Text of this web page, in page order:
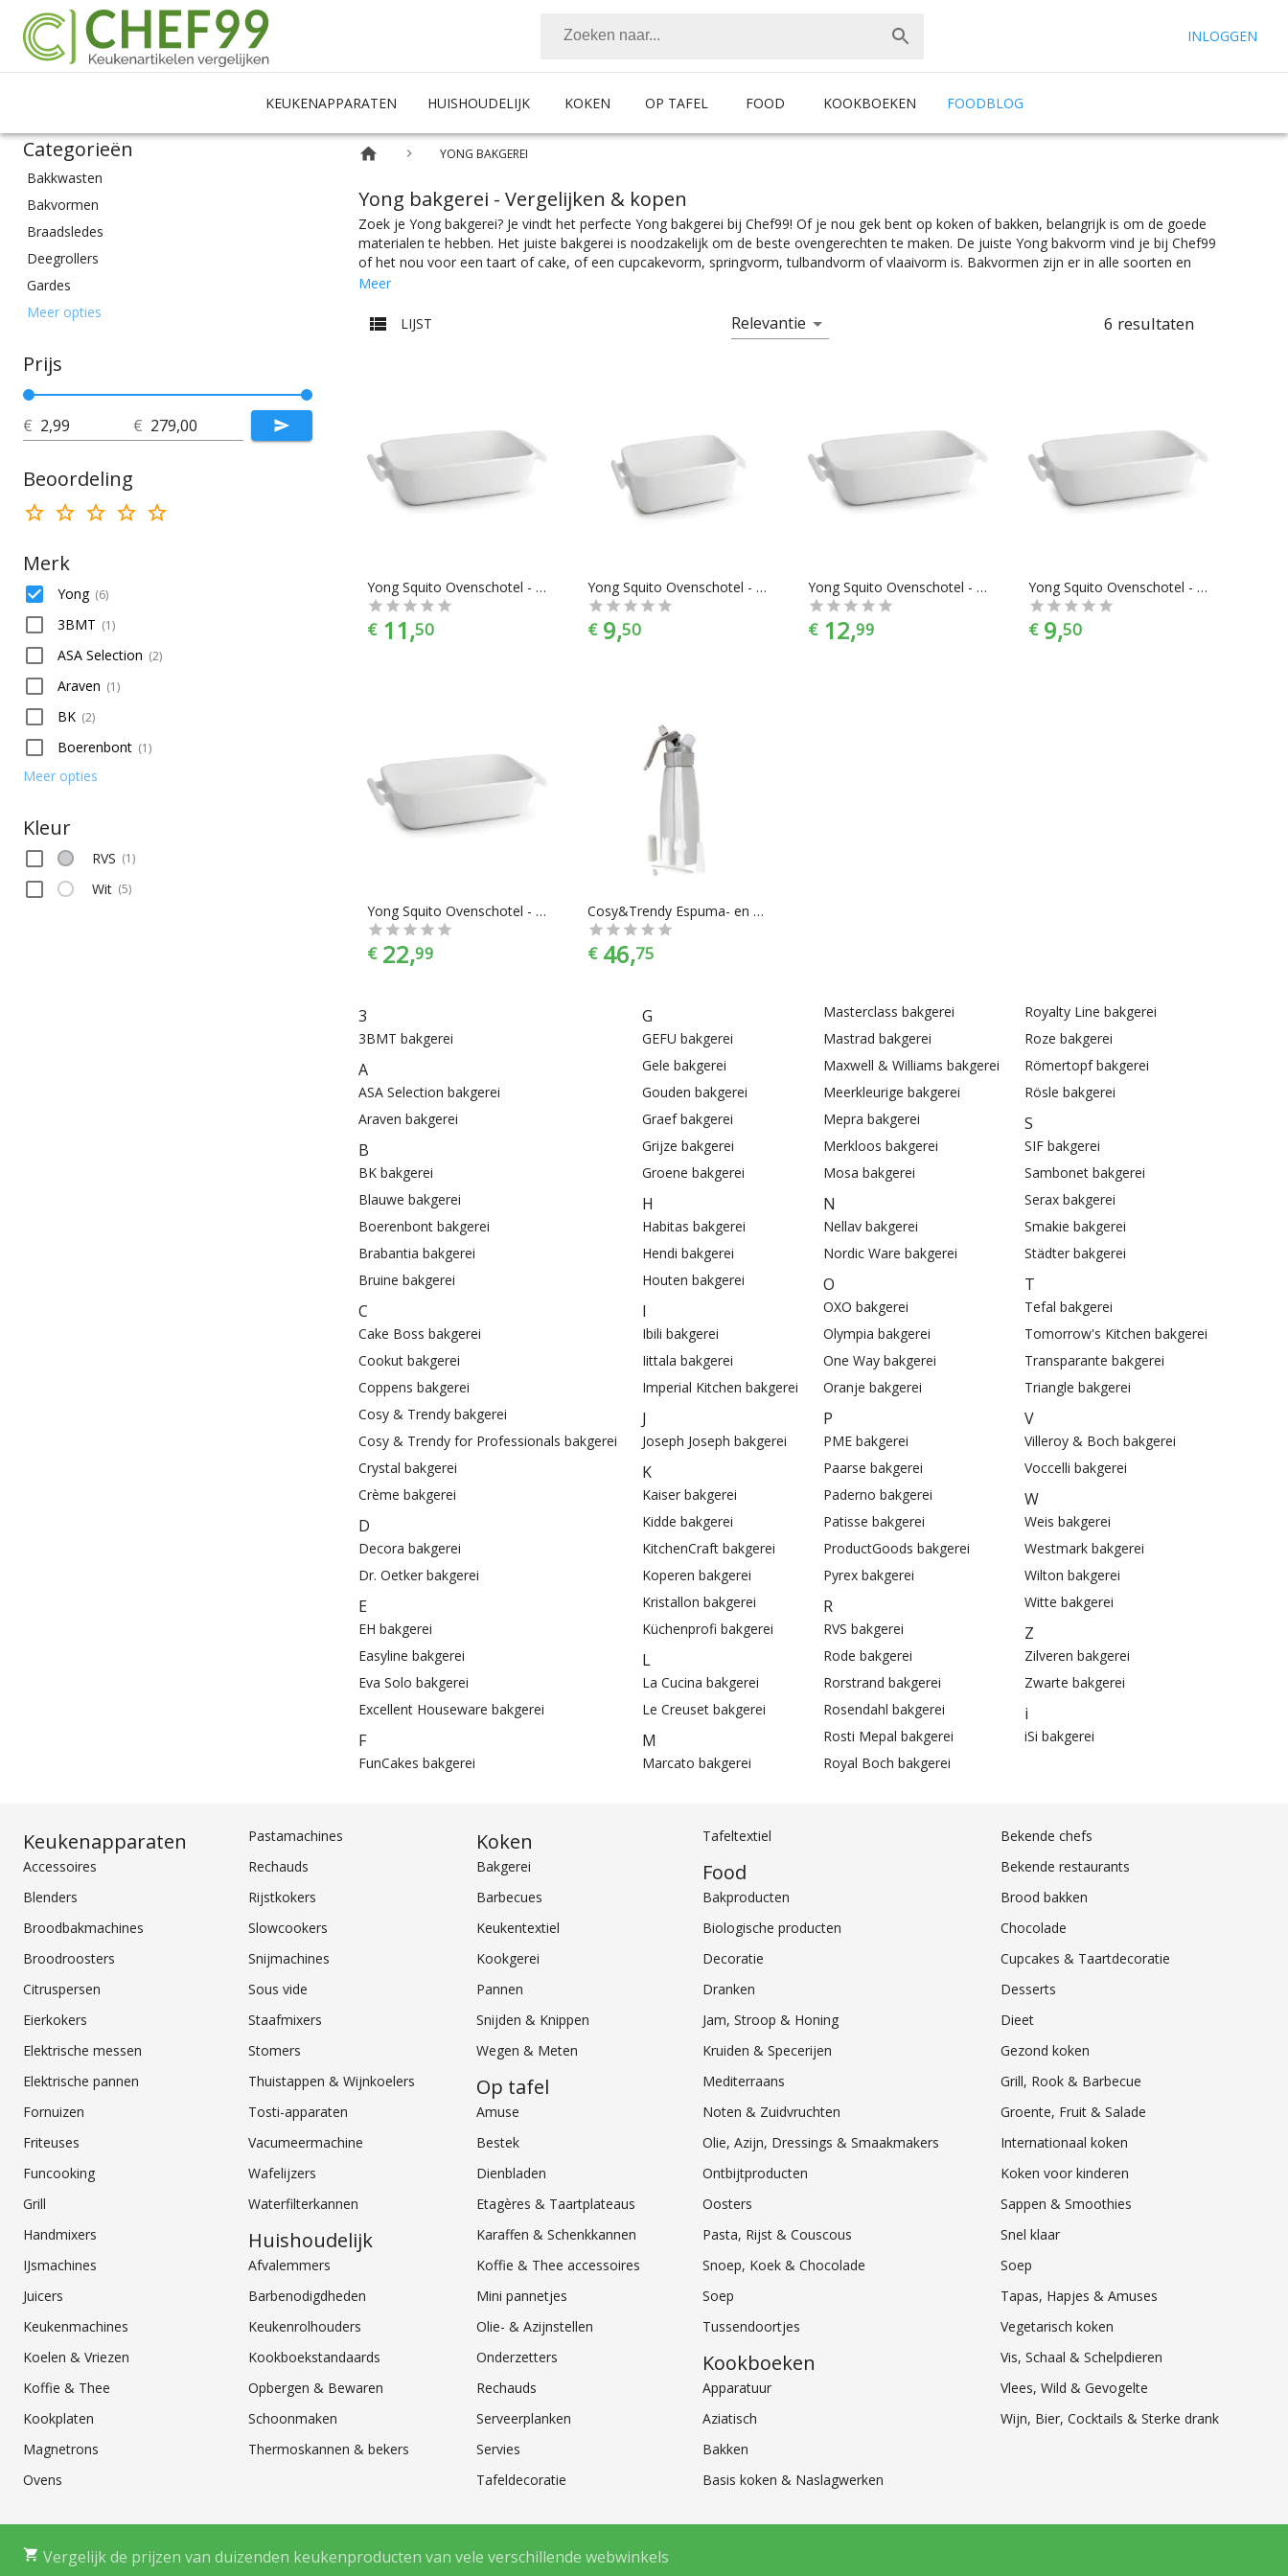
INLOGGEN
KEUKENAPPARATEN HUISHOUDELIJK KOKEN OP TAFEL FOOD KOOKBOEKEN FOODBLOG
Categorieën
Bakkwasten
Bakvormen
Braadsledes
Deegrollers
Gardes
Garneergerei
Ovenschalen
Overig
Pannenlikkers
Ramekins
Meer opties
Prijs
€ €
Beoordeling
Merk
Yong (6)
3BMT (1)
ASA Selection (2)
Araven (1)
BK (2)
Boerenbont (1)
Meer opties
Kleur
RVS (1)
Wit (5)
YONG BAKGEREI
Yong bakgerei - Vergelijken & kopen
Zoek je Yong bakgerei? Je vindt het perfecte Yong bakgerei bij Chef99! Of je nou gek bent op koken of bakken, belangrijk is om de goede
materialen te hebben. Het juiste bakgerei is noodzakelijk om de beste ovengerechten te maken. De juiste Yong bakvorm vind je bij Chef99
of het nou voor een taart of cake, of een cupcakevorm, springvorm, tulbandvorm of vlaaivorm is. Bakvormen zijn er in alle soorten en
maten. Ook aan ander bakgerei geen gebrek. Van deegrollers, mengkommen en ramekins, tot spatels, bakwasten en ovenschalen.
juiste specificaties. Of je nou siliconen bakgerei zoekt of iets van RVS, je vindt makkelijk wat je nodig hebt bij Chef99. Bakgerei er te vinden
in alle prijscategorieën, voor ieder is er wel wat wils. En met ook nog eens de juiste kleurselectie vind je de kleur die het beste bij jouw
Meer
LIJST Relevantie 6 resultaten
Yong Squito Ovenschotel - 20.5 x 14.5 cm
€ 11,50
Yong Squito Ovenschotel - 16 x 16 cm
€ 9,50
Yong Squito Ovenschotel - 20 x 20 cm
€ 12,99
Yong Squito Ovenschotel - 19 x 11 cm
€ 9,50
Yong Squito Ovenschotel - 34 x 24 cm
€ 22,99
Cosy&Trendy Espuma- en Slagroomspuit aluminium 0,50 Liter
€ 46,75
3
3BMT bakgerei
A
ASA Selection bakgerei
Araven bakgerei
B
BK bakgerei
Blauwe bakgerei
Boerenbont bakgerei
Brabantia bakgerei
Bruine bakgerei
C
Cake Boss bakgerei
Cookut bakgerei
Coppens bakgerei
Cosy & Trendy bakgerei
Cosy & Trendy for Professionals bakgerei
Crystal bakgerei
Crème bakgerei
D
Decora bakgerei
Dr. Oetker bakgerei
E
EH bakgerei
Easyline bakgerei
Eva Solo bakgerei
Excellent Houseware bakgerei
F
FunCakes bakgerei
G
GEFU bakgerei
Gele bakgerei
Gouden bakgerei
Graef bakgerei
Grijze bakgerei
Groene bakgerei
H
Habitas bakgerei
Hendi bakgerei
Houten bakgerei
I
Ibili bakgerei
Iittala bakgerei
Imperial Kitchen bakgerei
J
Joseph Joseph bakgerei
K
Kaiser bakgerei
Kidde bakgerei
KitchenCraft bakgerei
Koperen bakgerei
Kristallon bakgerei
Küchenprofi bakgerei
L
La Cucina bakgerei
Le Creuset bakgerei
M
Marcato bakgerei
Masterclass bakgerei
Mastrad bakgerei
Maxwell & Williams bakgerei
Meerkleurige bakgerei
Mepra bakgerei
Merkloos bakgerei
Mosa bakgerei
N
Nellav bakgerei
Nordic Ware bakgerei
O
OXO bakgerei
Olympia bakgerei
One Way bakgerei
Oranje bakgerei
P
PME bakgerei
Paarse bakgerei
Paderno bakgerei
Patisse bakgerei
ProductGoods bakgerei
Pyrex bakgerei
R
RVS bakgerei
Rode bakgerei
Rorstrand bakgerei
Rosendahl bakgerei
Rosti Mepal bakgerei
Royal Boch bakgerei
Royalty Line bakgerei
Roze bakgerei
Römertopf bakgerei
Rösle bakgerei
S
SIF bakgerei
Sambonet bakgerei
Serax bakgerei
Smakie bakgerei
Städter bakgerei
T
Tefal bakgerei
Tomorrow's Kitchen bakgerei
Transparante bakgerei
Triangle bakgerei
V
Villeroy & Boch bakgerei
Voccelli bakgerei
W
Weis bakgerei
Westmark bakgerei
Wilton bakgerei
Witte bakgerei
Z
Zilveren bakgerei
Zwarte bakgerei
i
iSi bakgerei
Keukenapparaten
Accessoires
Blenders
Broodbakmachines
Broodroosters
Citruspersen
Eierkokers
Elektrische messen
Elektrische pannen
Fornuizen
Friteuses
Funcooking
Grill
Handmixers
IJsmachines
Juicers
Keukenmachines
Koelen & Vriezen
Koffie & Thee
Kookplaten
Magnetrons
Ovens
Pastamachines
Rechauds
Rijstkokers
Slowcookers
Snijmachines
Sous vide
Staafmixers
Stomers
Thuistappen & Wijnkoelers
Tosti-apparaten
Vacumeermachine
Wafelijzers
Waterfilterkannen
Huishoudelijk
Afvalemmers
Barbenodigdheden
Keukenrolhouders
Kookboekstandaards
Opbergen & Bewaren
Schoonmaken
Thermoskannen & bekers
Koken
Bakgerei
Barbecues
Keukentextiel
Kookgerei
Pannen
Snijden & Knippen
Wegen & Meten
Op tafel
Amuse
Bestek
Dienbladen
Etagères & Taartplateaus
Karaffen & Schenkkannen
Koffie & Thee accessoires
Mini pannetjes
Olie- & Azijnstellen
Onderzetters
Rechauds
Serveerplanken
Servies
Tafeldecoratie
Tafeltextiel
Food
Bakproducten
Biologische producten
Decoratie
Dranken
Jam, Stroop & Honing
Kruiden & Specerijen
Mediterraans
Noten & Zuidvruchten
Olie, Azijn, Dressings & Smaakmakers
Ontbijtproducten
Oosters
Pasta, Rijst & Couscous
Snoep, Koek & Chocolade
Soep
Tussendoortjes
Kookboeken
Apparatuur
Aziatisch
Bakken
Basis koken & Naslagwerken
Bekende chefs
Bekende restaurants
Brood bakken
Chocolade
Cupcakes & Taartdecoratie
Desserts
Dieet
Gezond koken
Grill, Rook & Barbecue
Groente, Fruit & Salade
Internationaal koken
Koken voor kinderen
Sappen & Smoothies
Snel klaar
Soep
Tapas, Hapjes & Amuses
Vegetarisch koken
Vis, Schaal & Schelpdieren
Vlees, Wild & Gevogelte
Wijn, Bier, Cocktails & Sterke drank
Vergelijk de prijzen van duizenden keukenproducten van vele verschillende webwinkels